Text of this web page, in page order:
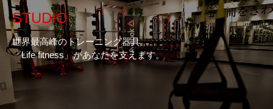
STUDIO
世界最高峰のトレーニング器具
「Life fitness」があなたを支えます。